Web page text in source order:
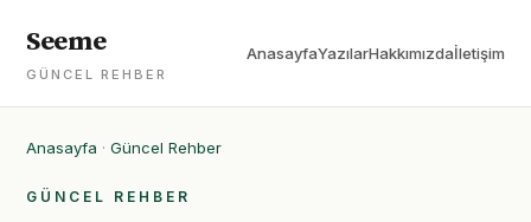
Seeme
GÜNCEL REHBER
AnasayfaYazılarHakkımızdaİletişim
Anasayfa · Güncel Rehber
GÜNCEL REHBER